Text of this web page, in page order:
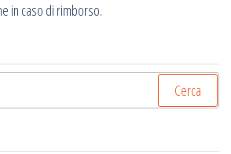
in caso di rimborso.